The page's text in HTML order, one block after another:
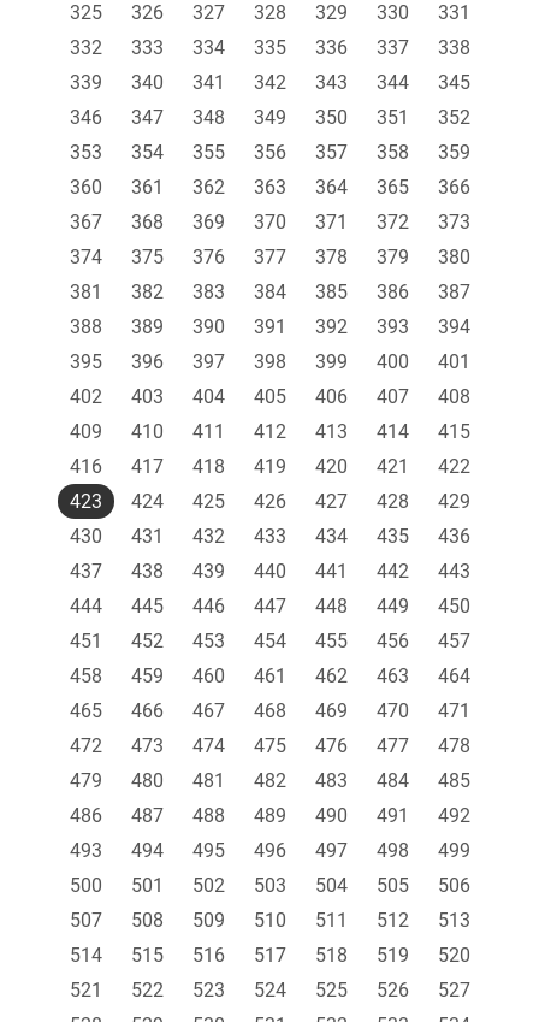
325
326 327 328 329 330
331
332
333 334 335 336 337
338
339
340 341 342 343 344
345
346
347 348 349 350 351
352
353
354 355 356 357 358
359
360
361 362 363 364 365
366
367
368 369 370 371 372
373
374
375 376 377 378 379
380
381
382 383 384 385 386
387
388
389 390 391 392 393
394
395
396 397 398 399 400
401
402
403 404 405 406 407
408
409
410 411 412 413 414
415
416
417 418 419 420 421
422
423
424 425 426 427 428
429
430
431 432 433 434 435
436
437
438 439 440 441 442
443
444
445 446 447 448 449
450
451
452 453 454 455 456
457
458
459 460 461 462 463
464
465
466 467 468 469 470
471
472
473 474 475 476 477
478
479
480 481 482 483 484
485
486
487 488 489 490 491
492
493
494 495 496 497 498
499
500
501 502 503 504 505
506
507
508 509 510 511 512
513
514
515 516 517 518 519
520
521
522 523 524 525 526
527